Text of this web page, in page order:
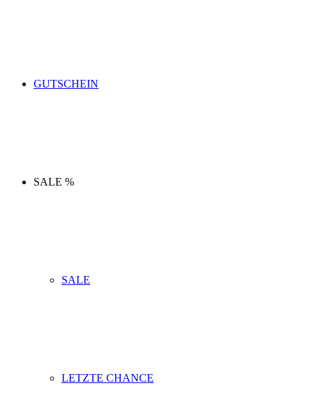
GUTSCHEIN
SALE %
SALE
LETZTE CHANCE